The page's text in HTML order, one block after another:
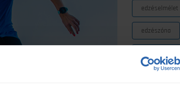
edzéselmélet
edzészóna